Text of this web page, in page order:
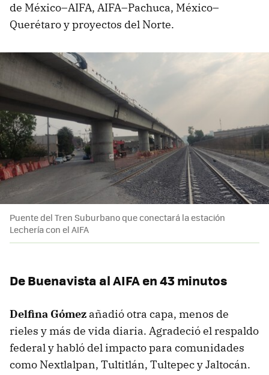
de México–AIFA, AIFA–Pachuca, México–
Querétaro y proyectos del Norte.
Puente del Tren Suburbano que conectará la estación
Lechería con el AIFA
De Buenavista al AIFA en 43 minutos
Delfina Gómez añadió otra capa, menos de
rieles y más de vida diaria. Agradeció el respaldo
federal y habló del impacto para comunidades
como Nextlalpan, Tultitlán, Tultepec y Jaltocán.